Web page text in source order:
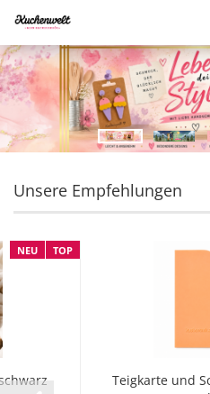
Unsere Empfehlungen
NEU TOP
Teigkarte und